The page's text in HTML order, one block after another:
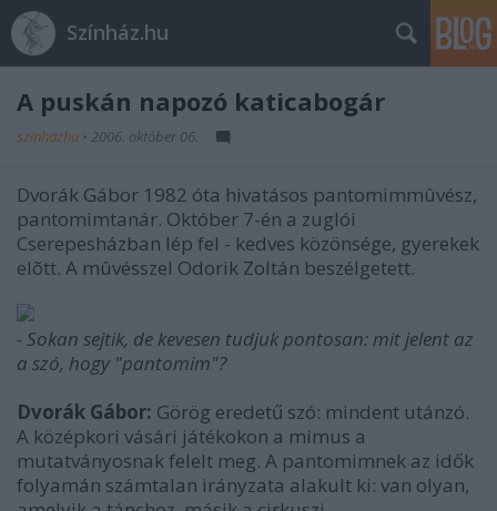
Színház.hu
A puskán napozó katicabogár
szinhazhu • 2006. október 06.
Dvorák Gábor 1982 óta hivatásos pantomimmûvész,
pantomimtanár. Október 7-én a zuglói
Cserepesházban lép fel - kedves közönsége, gyerekek
elõtt. A mûvésszel Odorik Zoltán beszélgetett.
- Sokan sejtik, de kevesen tudjuk pontosan: mit jelent az
a szó, hogy "pantomim"?
Dvorák Gábor: Görög eredetű szó: mindent utánzó.
A középkori vásári játékokon a mimus a
mutatványosnak felelt meg. A pantomimnek az idők
folyamán számtalan irányzata alakult ki: van olyan,